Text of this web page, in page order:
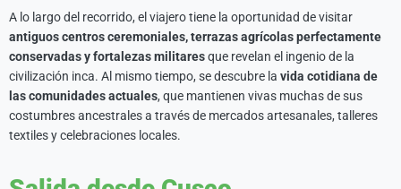
A lo largo del recorrido, el viajero tiene la oportunidad de visitar
antiguos centros ceremoniales, terrazas agrícolas perfectamente
conservadas y fortalezas militaresque revelan el ingenio de la
civilización inca. Al mismo tiempo, se descubre la vida cotidiana de
las comunidades actuales, que mantienen vivas muchas de sus
costumbres ancestrales a través de mercados artesanales, talleres
textiles y celebraciones locales.